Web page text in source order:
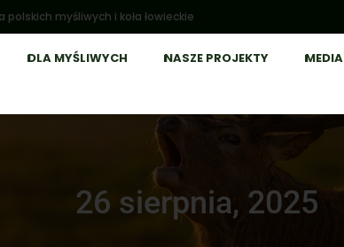
myśliwych i koła łowieckie
DLA MYŚLIWYCH NASZE PROJEKTY
MEDIA
26 sierpnia, 2025